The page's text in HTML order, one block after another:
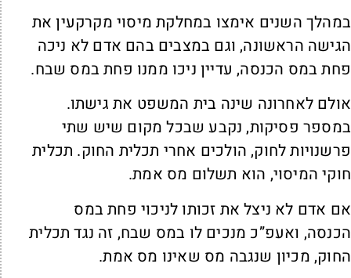
השנים אימצו במחלקת מיסוי מקרקעין את
הראשונה, וגם במצבים בהם אדם לא ניכה
במס הכנסה, עדיין ניכו ממנו פחת במס שבח.
לאחרונה שינה בית המשפט את גישתו.
פסיקות, נקבע שבכל מקום שיש שתי
לחוק, הולכים אחרי תכלית החוק. תכלית
המיסוי, הוא תשלום מס אמת.
אדם לא ניצל את זכותו לניכוי פחת במס
ואעפ”כ מנכים לו במס שבח, זה נגד תכלית
מכיון שנגבה מס שאינו מס אמת.